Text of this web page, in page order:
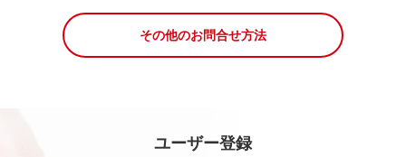
その他のお問合せ方法
ユーザー登録